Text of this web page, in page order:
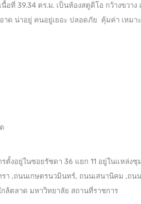
อที่ 39.34 ตร.ม. เป็นห้องสตูดิโอ กว้างขวา
าด น่าอยู่ คนอยู่เยอะ ปลอดภัย คุ้มค่า เหม
รตั้งอยู่ในซอยรัชดา 36 แยก 11 อยู่ในแหล่ง
า ,ถนนเกษตรนวมินทร์, ถนนเสนานิคม ,ถน
ล้ตลาด มหาวิทยาลัย สถานที่ราชการ